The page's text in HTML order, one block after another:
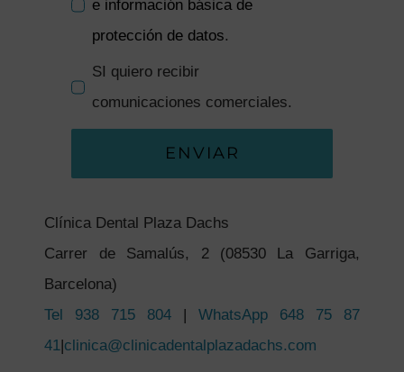
e información básica de
protección de datos.
SI quiero recibir
comunicaciones comerciales.
ENVIAR
Clínica Dental Plaza Dachs
Carrer de Samalús, 2 (08530 La Garriga,
Barcelona)
Tel 938 715 804
WhatsApp 648 75 87
41 clinica@clinicadentalplazadachs.com